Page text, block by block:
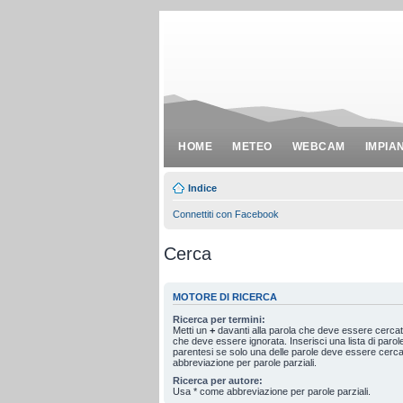
HOME METEO WEBCAM
Indice
Connettiti con Facebook
Cerca
MOTORE DI RICERCA
Ricerca per termini:
Metti un + davanti alla parola che deve essere
che deve essere ignorata. Inserisci una lista di
parentesi se solo una delle parole deve essere
abbreviazione per parole parziali.
Ricerca per autore:
Usa * come abbreviazione per parole parziali.